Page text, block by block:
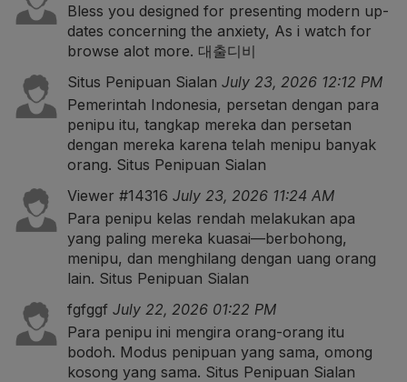
Bless you designed for presenting modern up-
dates concerning the anxiety, As i watch for
browse alot more. 대출디비
Situs Penipuan Sialan July 23, 2026 12:12 PM
Pemerintah Indonesia, persetan dengan para
penipu itu, tangkap mereka dan persetan
dengan mereka karena telah menipu banyak
orang. Situs Penipuan Sialan
Viewer #14316 July 23, 2026 11:24 AM
Para penipu kelas rendah melakukan apa
yang paling mereka kuasai—berbohong,
menipu, dan menghilang dengan uang orang
lain. Situs Penipuan Sialan
fgfggf July 22, 2026 01:22 PM
Para penipu ini mengira orang-orang itu
bodoh. Modus penipuan yang sama, omong
kosong yang sama. Situs Penipuan Sialan